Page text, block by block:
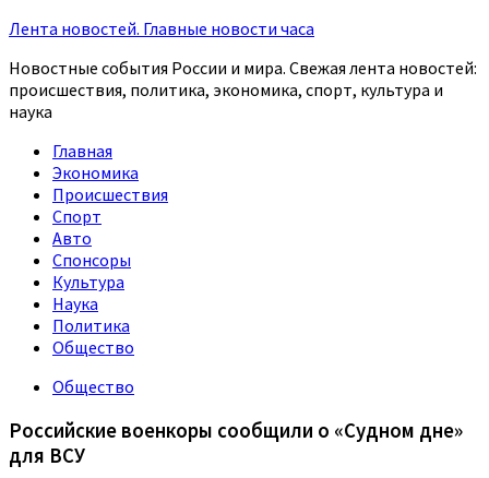
Лента новостей. Главные новости часа
Новостные события России и мира. Свежая лента новостей:
происшествия, политика, экономика, спорт, культура и
наука
Главная
Экономика
Происшествия
Спорт
Авто
Спонсоры
Культура
Наука
Политика
Общество
Общество
Российские военкоры сообщили о «Судном дне»
для ВСУ